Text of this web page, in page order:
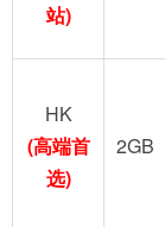
站)
HK
(高端首
选)
2GB